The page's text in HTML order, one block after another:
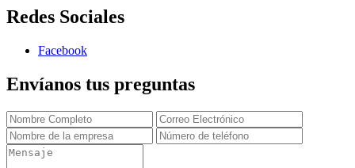
Redes Sociales
Facebook
Envíanos tus preguntas